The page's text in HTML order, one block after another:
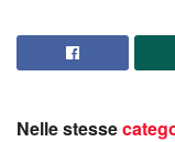
Nelle stesse